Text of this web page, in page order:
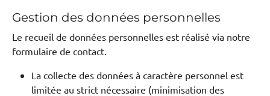
Gestion des données personnelles
Le recueil de données personnelles est réalisé via notre
formulaire de contact.
La collecte des données à caractère personnel est
limitée au strict nécessaire (minimisation des